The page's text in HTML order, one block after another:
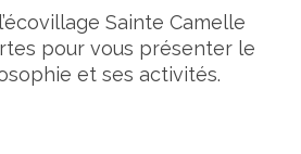
Sainte Camelle
pour vous présenter le
et ses activités.